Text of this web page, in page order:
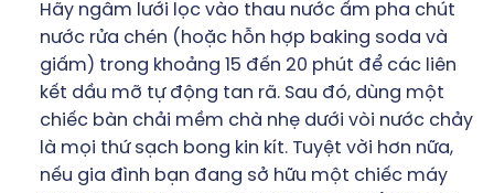
Hãy ngâm lưới lọc vào thau nước ấm pha chút
nước rửa chén (hoặc hỗn hợp baking soda và
giấm) trong khoảng 15 đến 20 phút để các liên
kết dầu mỡ tự động tan rã. Sau đó, dùng một
chiếc bàn chải mềm chà nhẹ dưới vòi nước chảy
là mọi thứ sạch bong kin kít. Tuyệt vời hơn nữa,
nếu gia đình bạn đang sở hữu một chiếc máy